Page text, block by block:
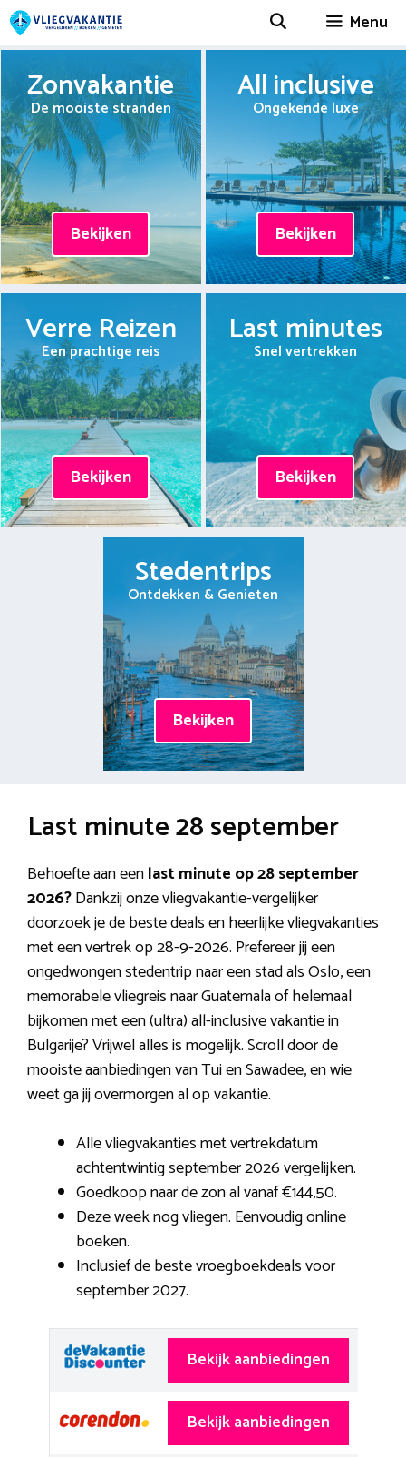
Spring
naar
Menu
Zonvakantie
De mooiste stranden
Bekijken
All inclusive
Ongekende luxe
Bekijken
Verre Reizen
Een prachtige reis
Bekijken
Last minutes
Snel vertrekken
Bekijken
Stedentrips
Ontdekken & Genieten
Bekijken
Last minute 28 september
Behoefte aan eenlast minute op 28 september
2026?Dankzij onze vliegvakantie-vergelijker
doorzoek je de beste deals en heerlijke vliegvakanties
met een vertrek op 28-9-2026. Prefereer jij een
ongedwongen stedentrip naar een stad als Oslo, een
memorabele vliegreis naar Guatemala of helemaal
bijkomen met een (ultra) all-inclusive vakantie in
Bulgarije? Vrijwel alles is mogelijk. Scroll door de
mooiste aanbiedingen van Tui en Sawadee, en wie
weet ga jij overmorgen al op vakantie.
Alle vliegvakanties met vertrekdatum
achtentwintig september 2026 vergelijken.
Goedkoop naar de zon al vanaf €144,50.
Deze week nog vliegen. Eenvoudig online
boeken.
Inclusief de beste vroegboekdeals voor
september 2027.
Bekijk aanbiedingen
Bekijk aanbiedingen